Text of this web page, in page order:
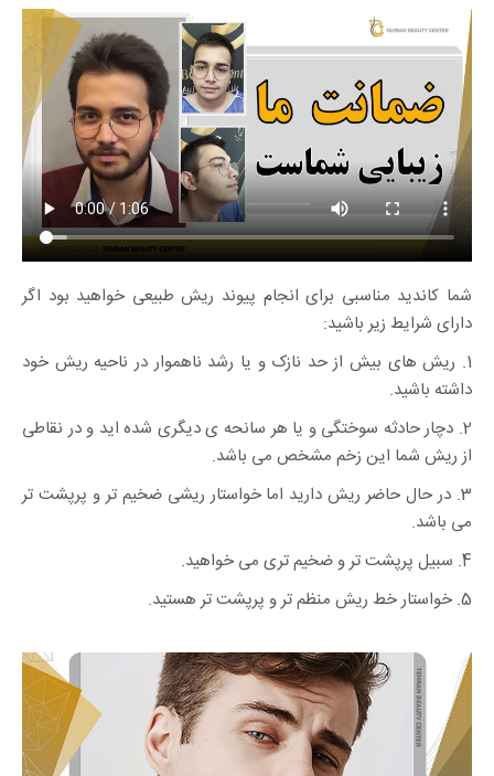
شما کاندید مناسبی برای انجام پیوند ریش طبیعی خواهید بود اگر
دارای شرایط زیر باشید:
1. ریش های بیش از حد نازک و یا رشد ناهموار در ناحیه ریش خود
داشته باشید.
2. دچار حادثه سوختگی و یا هر سانحه ی دیگری شده اید و در نقاطی
از ریش شما این زخم مشخص می باشد.
3. در حال حاضر ریش دارید اما خواستار ریشی ضخیم تر و پرپشت تر
می باشد.
4. سبیل پرپشت تر و ضخیم تری می خواهید.
5. خواستار خط ریش منظم تر و پرپشت تر هستید.